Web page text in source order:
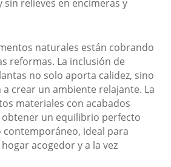
sin relieves en encimeras y
naturales están cobrando
reformas. La inclusión de
no solo aporta calidez, sino
crear un ambiente relajante. La
materiales con acabados
un equilibrio perfecto
ideal para
acogedor y a la vez